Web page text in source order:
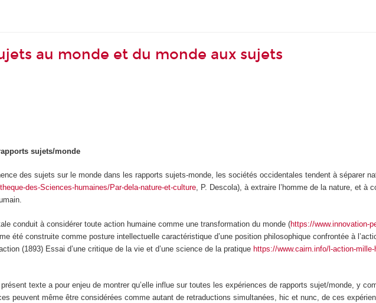
au monde et du monde aux sujets
sujets/monde
des sujets sur le monde dans les rapports sujets-monde, les sociétés occidentales tendent à séparer
des-Sciences-humaines/Par-dela-nature-et-culture, P. Descola), à extraire l’homme de la nature, et à
conduit à considérer toute action humaine comme une transformation du monde (https://www.innovation-
été construite comme posture intellectuelle caractéristique d’une position philosophique confrontée à
(1893) Essai d’une critique de la vie et d’une science de la pratiquehttps://www.cairn.info/l-action-
texte a pour enjeu de montrer qu’elle influe sur toutes les expériences de rapports sujet/monde, y
peuvent même être considérées comme autant de retraductions simultanées, hic et nunc, de ces